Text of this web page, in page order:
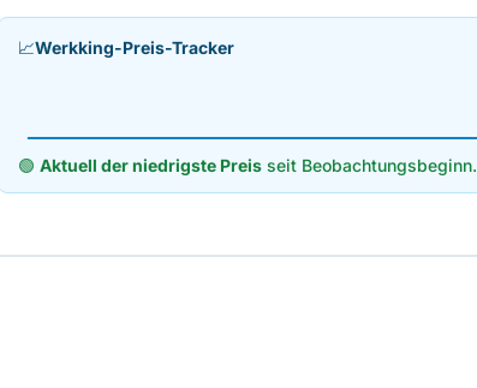
📈Werkking-Preis-Tracker
🟢 Aktuell der niedrigste Preisseit Beobachtungsbeginn.